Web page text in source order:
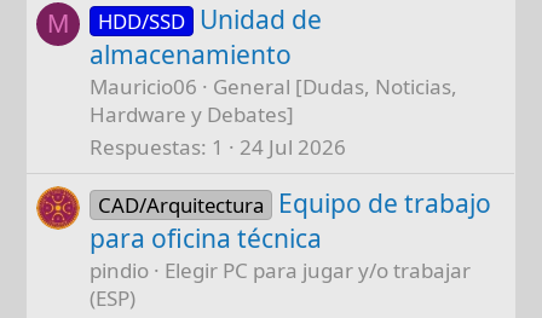
M HDD/SSD Unidad de
almacenamiento
Mauricio06
General [Dudas, Noticias,
Hardware y Debates]
Respuestas 1 24 Jul 2026
CAD/Arquitectura
Equipo de trabajo
para oficina técnica
pindio
Elegir PC para jugar y/o trabajar
(ESP)